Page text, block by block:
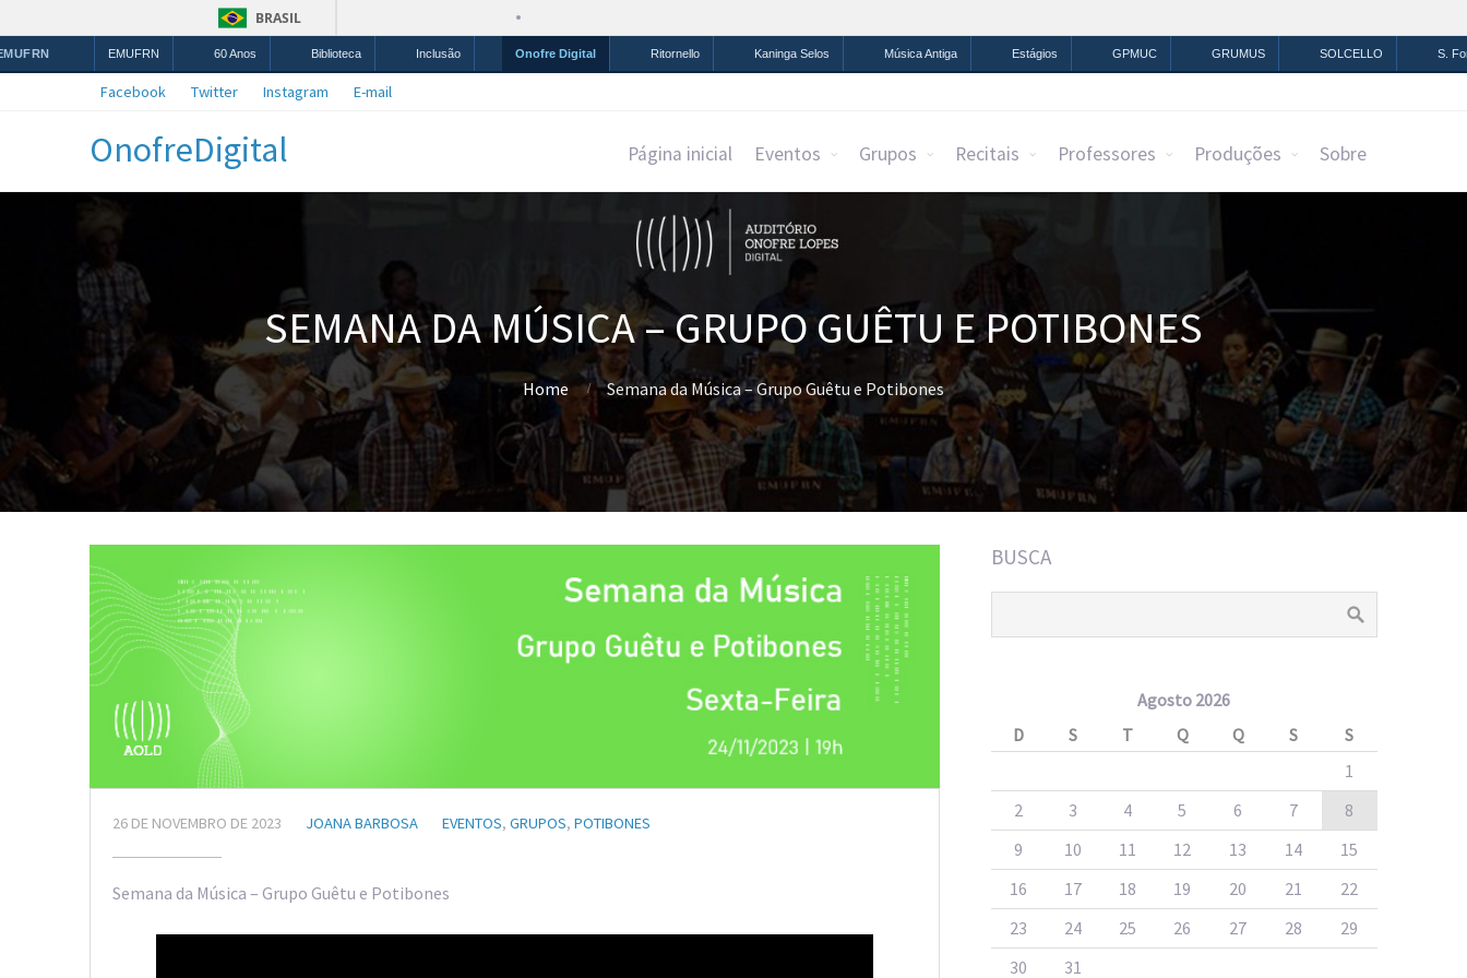
BRASIL
Simplifique!
Comunica BR Participe Acesso à informação Legislação Canais
EMUFRN 60 Anos Biblioteca Inclusão Onofre Digital Ritornello Kaninga Selos Música Antiga Estágios GPMUC GRUMUS SOLCELLO S.
Facebook Twitter Instagram E-mail
OnofreDigital Página inicial Eventos Grupos Recitais Professores Produções Sobre
SEMANA DA MÚSICA – GRUPO GUÊTU E POTIBONES
Home Semana da Música – Grupo Guêtu e Potibones
26 DE NOVEMBRO DE 2023 JOANA BARBOSA EVENTOS, GRUPOS, POTIBONES
Semana da Música – Grupo Guêtu e Potibones
BUSCA
Agosto 2026
D
S T Q Q S
S
1
2
3 4 5 6 7
8
9
10 11 12 13 14
15
16
17 18 19 20 21
22
23
24 25 26 27 28
29
30
31